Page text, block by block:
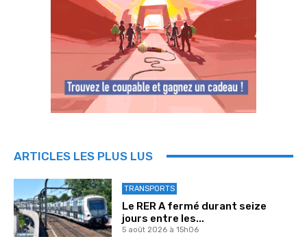
ARTICLES LES PLUS LUS
TRANSPORTS
Le RER A fermé durant seize
jours entre les...
5 août 2026 à 15h06